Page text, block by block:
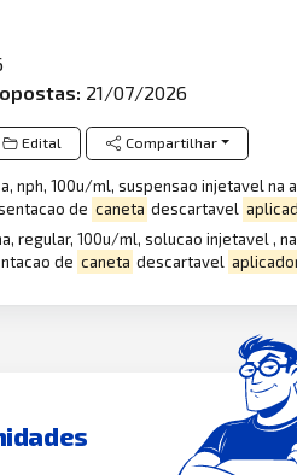
21/07/2026
Edital Compartilhar
nph, 100u/ml, suspensao injetavel na
de caneta descartavel
regular, 100u/ml, solucao injetavel ,
de caneta descartavel